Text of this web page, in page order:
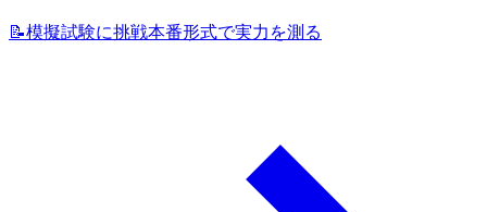
📝模擬試験に挑戦本番形式で実力を測る